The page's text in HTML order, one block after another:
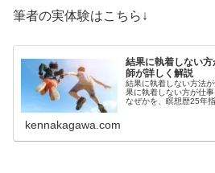
筆者の実体験はこちら↓
結果に執着しない
師が詳しく解説
結果に執着しない方法
果に執着しない方が仕
なぜかを、瞑想歴25年
kennakagawa.com